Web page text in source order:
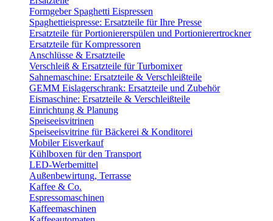
Formgeber Spaghetti Eispressen
Spaghettieispresse: Ersatzteile für Ihre Presse
Ersatzteile für Portioniererspülen und Portionierertrockner
Ersatzteile für Kompressoren
Anschlüsse & Ersatzteile
Verschleiß & Ersatzteile für Turbomixer
Sahnemaschine: Ersatzteile & Verschleißteile
GEMM Eislagerschrank: Ersatzteile und Zubehör
Eismaschine: Ersatzteile & Verschleißteile
Einrichtung & Planung
Speiseeisvitrinen
Speiseeisvitrine für Bäckerei & Konditorei
Mobiler Eisverkauf
Kühlboxen für den Transport
LED-Werbemittel
Außenbewirtung, Terrasse
Kaffee & Co.
Espressomaschinen
Kaffeemaschinen